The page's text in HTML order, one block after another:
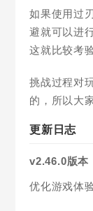
如果使用过
避就可以进
这就比较考
挑战过程对
的，所以大
更新日志
v2.46.0版本
优化游戏体